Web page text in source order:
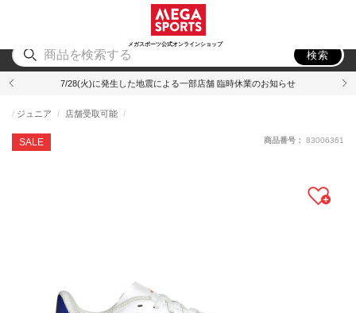
メガスポーツ公式オンラインショップ
アウトドア
検索
7/28(火)に発生した地震による一部店舗 臨時休業のお知らせ
SALE
ジュニア 店舗受取可能
商品番号： 83006361